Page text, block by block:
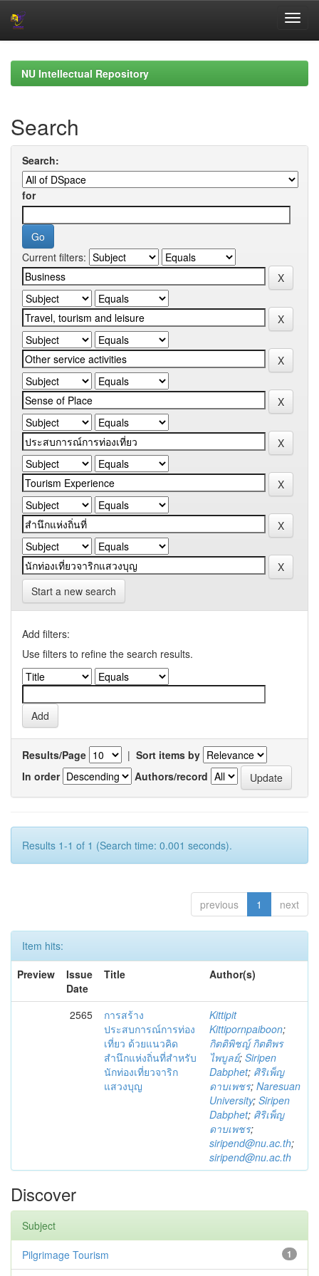
navigationNU Intellectual Repository
Search
Search:
for
Current filters:
Start a new search
Add filters:
Use filters to refine the search results.
Results/Page | Sort items by
In order
Authors/record
Results 1-1 of 1 (Search time: 0.001 seconds).
previous 1 next
Item hits:
Preview
Issue
Date
Title Author(s)
2565
การสร้าง
ประสบการณ์การท่อง
เที่ยว ด้วยแนวคิด
สำนึกแห่งถิ่นที่สำหรับ
นักท่องเที่ยวจาริก
แสวงบุญ
Kittipit
Kittipornpaiboon;
กิตติพิชญ์ กิตติพร
ไพบูลย์; Siripen
Dabphet; ศิริเพ็ญ
ดาบเพชร; Naresuan
University; Siripen
Dabphet; ศิริเพ็ญ
ดาบเพชร;
siripend@nu.ac.th;
siripend@nu.ac.th
Discover
Subject
1
Pilgrimage Tourism